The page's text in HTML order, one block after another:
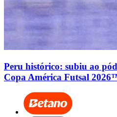
Peru histórico: subiu ao
Copa América Futsal